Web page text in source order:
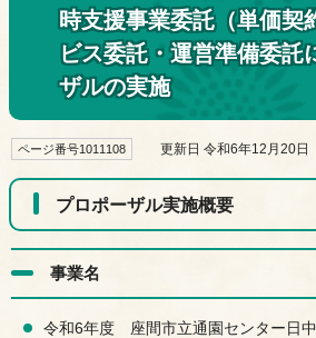
時支援事業委託（単価契
ビス委託・運営準備委託
ザルの実施
ページ番号1011108 更新日 令和6年12月20日
プロポーザル実施概要
事業名
令和6年度 座間市立通園センター日